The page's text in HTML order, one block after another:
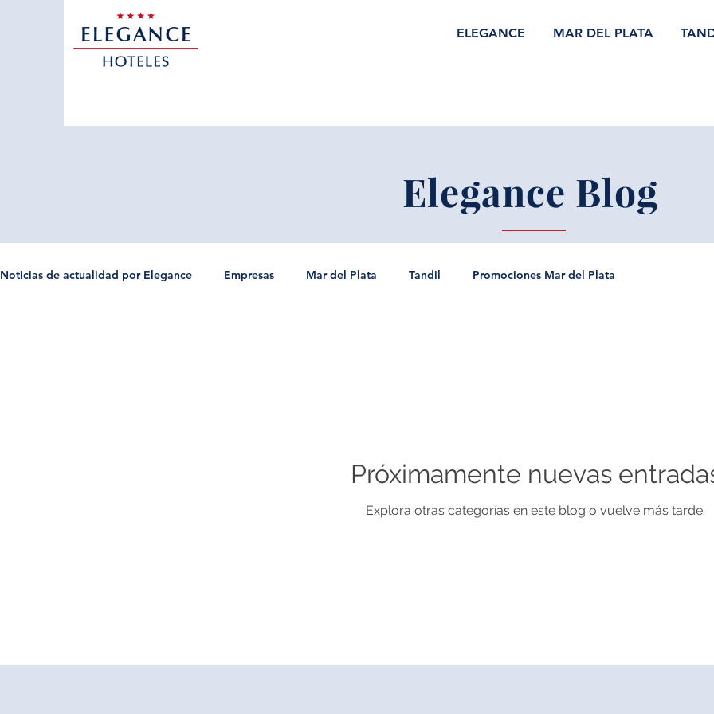
ELEGANCE MAR DEL PLATA
Elegance Blog
Noticias de actualidad por Elegance Empresas Mar del Plata Tandil Promociones Mar del Plata
Próximamente nuevas
Explora otras categorías en este blog o vuelve más tarde.